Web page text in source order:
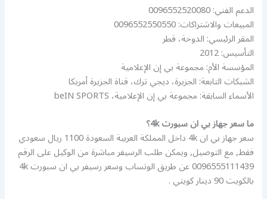
الدعم الفني: 0096552520080
المبيعات والاشتراكات: 0096552550550
المقر الرئيسي: الدوحة، قطر
التأسيس: 2012
المؤسسة الأم: مجموعة بي إن الإعلامية
الشبكات التابعة: الجزيرة، ديجي ترك، قناة الجزيرة أمريكا
الأسماء السابقة: مجموعة بي إن الإعلامية، beIN SPORTS
ما سعر جهاز بي ان سبورت 4k؟
سعر جهاز بي ان 4k داخل المملكة العربية السعودة 1100 ريال سعودي
فقط, مع التوصيل, ويمكن طلب الرسيفر مباشرة من الوكيل على الرقم
0096555111439 عن طريق الوتساب وسعر رسيفر بي ان سبورت 4k
بالكويت 90 دينار كويتي .